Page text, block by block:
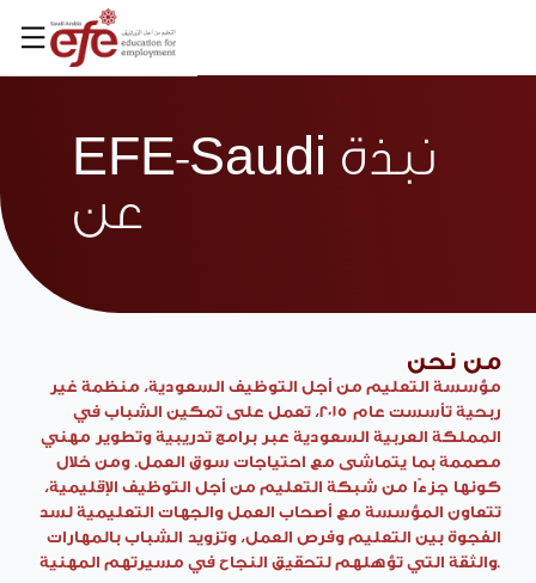
EN
EFE-Saudi نبذة
عن
من نحن
مؤسسة التعليم من أجل التوظيف السعودية، منظمة غير
ربحية تأسست عام 2015، تعمل على تمكين الشباب في
المملكة العربية السعودية عبر برامج تدريبية وتطوير مهني
مصممة بما يتماشى مع احتياجات سوق العمل. ومن خلال
كونها جزءًا من شبكة التعليم من أجل التوظيف الإقليمية،
تتعاون المؤسسة مع أصحاب العمل والجهات التعليمية لسد
الفجوة بين التعليم وفرص العمل، وتزويد الشباب بالمهارات
والثقة التي تؤهلهم لتحقيق النجاح في مسيرتهم المهنية.